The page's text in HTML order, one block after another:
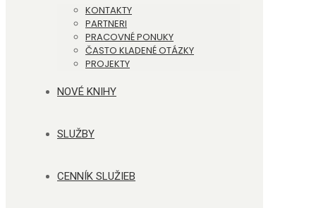
KONTAKTY
PARTNERI
PRACOVNÉ PONUKY
ČASTO KLADENÉ OTÁZKY
PROJEKTY
NOVÉ KNIHY
SLUŽBY
CENNÍK SLUŽIEB